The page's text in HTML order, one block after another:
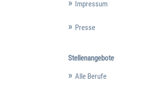
Impressum
Presse
Stellenangebote
Alle Berufe